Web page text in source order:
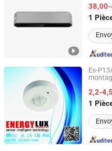
38,00-
1
Guangdong, China
Es-
2,2-
1
Ningbo Energylux
Zhejiang, China